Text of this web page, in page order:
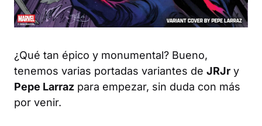
¿Qué tan épico y monumental? Bueno,
tenemos varias portadas variantes de JRJr y
Pepe Larraz para empezar, sin duda con más
por venir.